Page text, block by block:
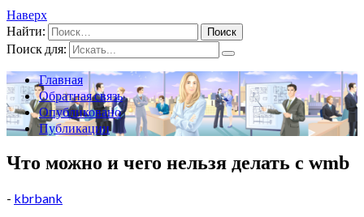
Наверх
Найти:
Поиск для:
Главная
Обратная связь
Опубликовано
Публикации
Что можно и чего нельзя делать с wmb
- kbrbank